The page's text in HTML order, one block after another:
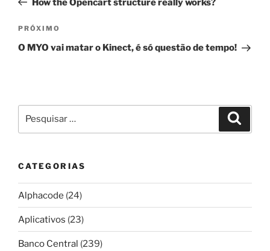
Post
How the Opencart structure really works?
Próximo
post
PRÓXIMO
O MYO vai matar o Kinect, é só questão de tempo!
por:
CATEGORIAS
Alphacode (24)
Aplicativos (23)
Banco Central (239)